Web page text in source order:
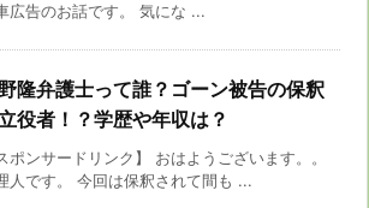
広告のお話です。 気にな ...
隆弁護士って誰？ゴーン被告の保釈
役者！？学歴や年収は？
ポンサードリンク】 おはようございます。。
人です。 今回は保釈されて間も ...